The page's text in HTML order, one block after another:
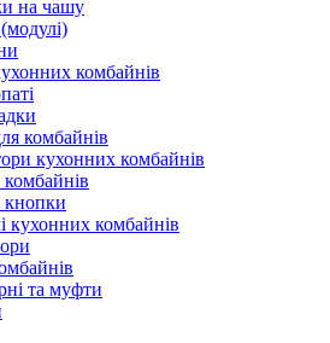
на чашу
комбайнів
комбайнів
кухонних комбайнів
комбайнів
кнопки
кухонних комбайнів
та муфти